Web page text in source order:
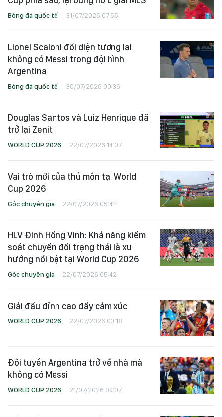
Bóng đá quốc tế 31/07/2026 07:55
Lionel Scaloni đối diện tương lai
không có Messi trong đội hình
Argentina
Bóng đá quốc tế 30/07/2026 00:36
Douglas Santos và Luiz Henrique đã
trở lại Zenit
WORLD CUP 2026 22/07/2026 14:07
Vai trò mới của thủ môn tại World
Cup 2026
Góc chuyên gia 22/07/2026 05:42
HLV Đinh Hồng Vinh: Khả năng kiểm
soát chuyển đổi trạng thái là xu
hướng nổi bật tại World Cup 2026
Góc chuyên gia 22/07/2026 05:42
Giải đấu đỉnh cao đầy cảm xúc
WORLD CUP 2026 22/07/2026 00:18
Đội tuyển Argentina trở về nhà mà
không có Messi
WORLD CUP 2026 21/07/2026 09:07